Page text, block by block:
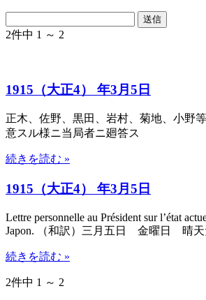
2件中 1 ～ 2
1915（大正4） 年3月5日
正木、佐野、黒田、岩村、菊地、小野
意スル様ニ当局者ニ廻答ス
続きを読む »
1915（大正4） 年3月5日
Lettre personnelle au Président sur l’état
Japon. （和訳）三月五日 金曜日 晴天
続きを読む »
2件中 1 ～ 2